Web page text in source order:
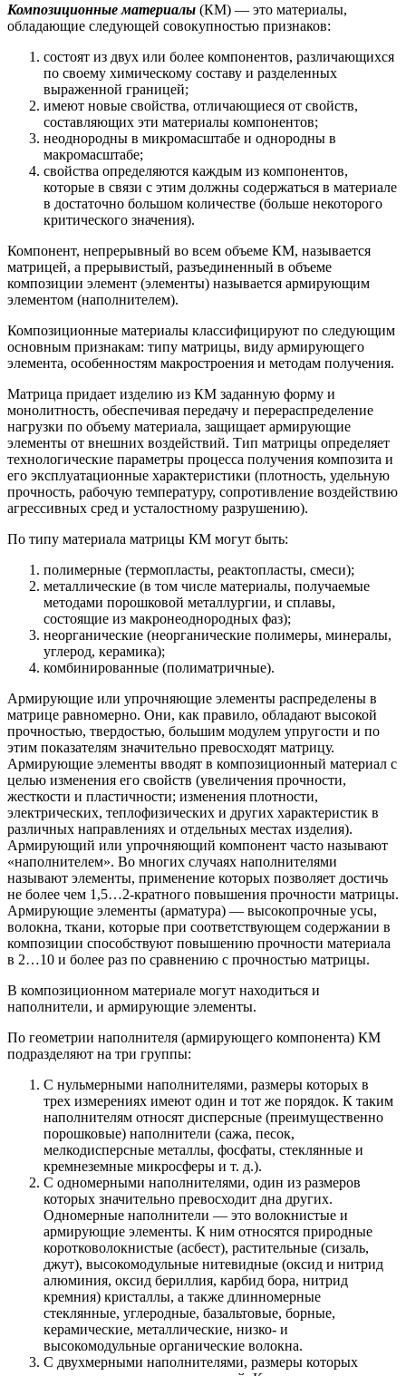
Композиционные материалы (КМ) — это материалы,
обладающие следующей совокупностью признаков:
состоят из двух или более компонентов, различающихся
по своему химическому составу и разделенных
выраженной границей;
имеют новые свойства, отличающиеся от свойств,
составляющих эти материалы компонентов;
неоднородны в микромасштабе и однородны в
макромасштабе;
свойства определяются каждым из компонентов,
которые в связи с этим должны содержаться в материале
в достаточно большом количестве (больше некоторого
критического значения).
Компонент, непрерывный во всем объеме КМ, называется
матрицей, а прерывистый, разъединенный в объеме
композиции элемент (элементы) называется армирующим
элементом (наполнителем).
Композиционные материалы классифицируют по следующим
основным признакам: типу матрицы, виду армирующего
элемента, особенностям макростроения и методам получения.
Матрица придает изделию из КМ заданную форму и
монолитность, обеспечивая передачу и перераспределение
нагрузки по объему материала, защищает армирующие
элементы от внешних воздействий. Тип матрицы определяет
технологические параметры процесса получения композита и
его эксплуатационные характеристики (плотность, удельную
прочность, рабочую температуру, сопротивление воздействию
агрессивных сред и усталостному разрушению).
По типу материала матрицы КМ могут быть:
полимерные (термопласты, реактопласты, смеси);
металлические (в том числе материалы, получаемые
методами порошковой металлургии, и сплавы,
состоящие из макронеоднородных фаз);
неорганические (неорганические полимеры, минералы,
углерод, керамика);
комбинированные (полиматричные).
Армирующие или упрочняющие элементы распределены в
матрице равномерно. Они, как правило, обладают высокой
прочностью, твердостью, большим модулем упругости и по
этим показателям значительно превосходят матрицу.
Армирующие элементы вводят в композиционный материал с
целью изменения его свойств (увеличения прочности,
жесткости и пластичности; изменения плотности,
электрических, теплофизических и других характеристик в
различных направлениях и отдельных местах изделия).
Армирующий или упрочняющий компонент часто называют
«наполнителем». Во многих случаях наполнителями
называют элементы, применение которых позволяет достичь
не более чем 1,5…2-кратного повышения прочности матрицы.
Армирующие элементы (арматура) — высокопрочные усы,
волокна, ткани, которые при соответствующем содержании в
композиции способствуют повышению прочности материала
в 2…10 и более раз по сравнению с прочностью матрицы.
В композиционном материале могут находиться и
наполнители, и армирующие элементы.
По геометрии наполнителя (армирующего компонента) КМ
подразделяют на три группы:
С нульмерными наполнителями, размеры которых в
трех измерениях имеют один и тот же порядок. К таким
наполнителям относят дисперсные (преимущественно
порошковые) наполнители (сажа, песок,
мелкодисперсные металлы, фосфаты, стеклянные и
кремнеземные микросферы и т. д.).
С одномерными наполнителями, один из размеров
которых значительно превосходит дна других.
Одномерные наполнители — это волокнистые и
армирующие элементы. К ним относятся природные
коротковолокнистые (асбест), растительные (сизаль,
джут), высокомодульные нитевидные (оксид и нитрид
алюминия, оксид бериллия, карбид бора, нитрид
кремния) кристаллы, а также длинномерные
стеклянные, углеродные, базальтовые, борные,
керамические, металлические, низко- и
высокомодульные органические волокна.
С двухмерными наполнителями, размеры которых